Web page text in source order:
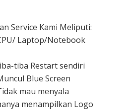
Service Kami Meliputi:
Laptop/Notebook
tiba Restart sendiri
Blue Screen
mau menyala
menampilkan Logo